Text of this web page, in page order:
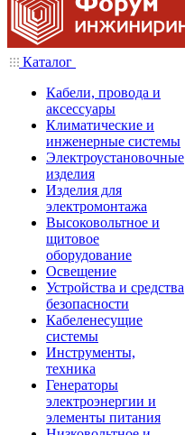
Каталог
Кабели, провода и
аксессуары
Климатические и
инженерные системы
Электроустановочные
изделия
Изделия для
электромонтажа
Высоковольтное и
щитовое
оборудование
Освещение
Устройства и средства
безопасности
Кабеленесущие
системы
Инструменты,
техника
Генераторы
электроэнергии и
элементы питания